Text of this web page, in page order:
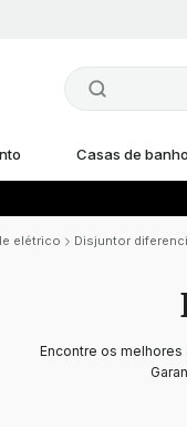
Casas de banho
elétrico Disjuntor
Encontre os melhores